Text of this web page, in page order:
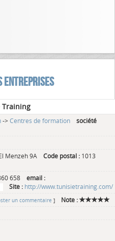
ENTREPRISES
Training
->Centres de formation
société
Menzeh 9A Code postal : 1013
658
email :
Site : http://www.tunisietraining.com/
un commentaire ] Note :